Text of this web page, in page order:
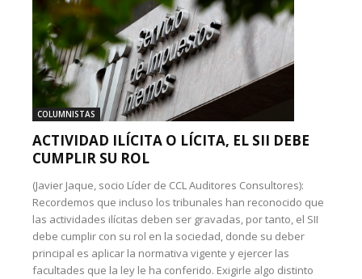
COLUMNISTAS
ACTIVIDAD ILÍCITA O LÍCITA, EL SII DEBE
CUMPLIR SU ROL
(Javier Jaque, socio Líder de CCL Auditores Consultores):
Recordemos que incluso los tribunales han reconocido que
las actividades ilícitas deben ser gravadas, por tanto, el SII
debe cumplir con su rol en la sociedad, donde su deber
principal es aplicar la normativa vigente y ejercer las
facultades que la ley le ha conferido. Exigirle algo distinto